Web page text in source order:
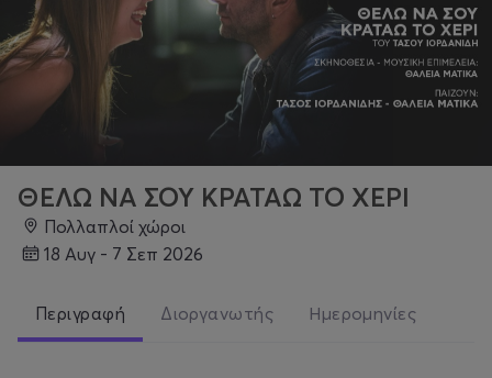
ΘΕΛΩ ΝΑ ΣΟΥ ΚΡΑΤΑΩ ΤΟ ΧΕΡΙ
Πολλαπλοί χώροι
18 Αυγ - 7 Σεπ 2026
Περιγραφή Διοργανωτής Ημερομηνίες